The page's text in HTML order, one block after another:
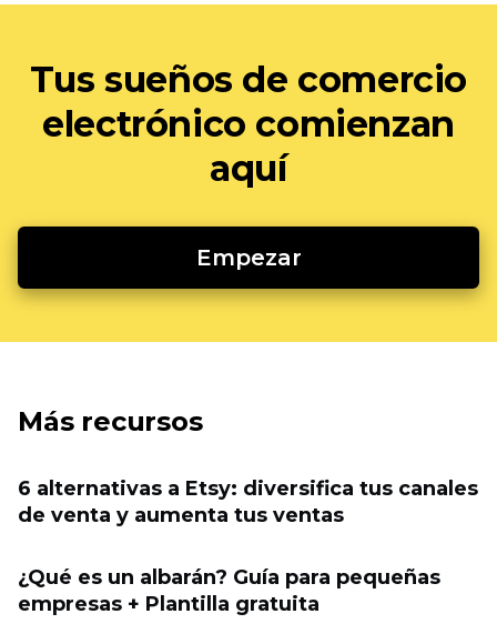
Tus sueños de comercio
electrónico comienzan
aquí
Empezar
Más recursos
6 alternativas a Etsy: diversifica tus canales
de venta y aumenta tus ventas
¿Qué es un albarán? Guía para pequeñas
empresas + Plantilla gratuita